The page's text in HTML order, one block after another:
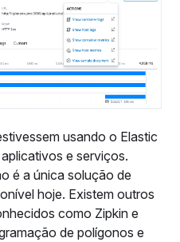
usando o Elastic
e serviços.
é a única solução de
hoje. Existem outros
como Zipkin e
de polígonos e